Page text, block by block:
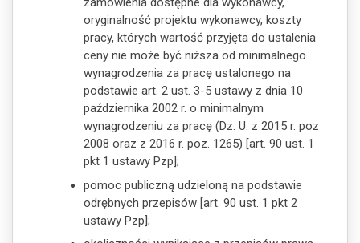
oryginalność projektu wykonawcy, koszty
pracy, których wartość przyjęta do ustalenia
ceny nie może być niższa od minimalnego
wynagrodzenia za pracę ustalonego na
podstawie art. 2 ust. 3-5 ustawy z dnia 10
października 2002 r. o minimalnym
wynagrodzeniu za pracę (Dz. U. z 2015 r. poz
2008 oraz z 2016 r. poz. 1265) [art. 90 ust. 1
pkt 1 ustawy Pzp];
pomoc publiczną udzieloną na podstawie
odrębnych przepisów [art. 90 ust. 1 pkt 2
ustawy Pzp];